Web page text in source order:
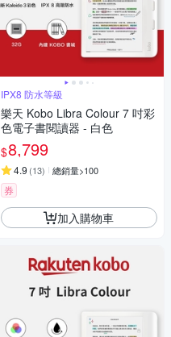
IPX8 防水等級
樂天 Kobo Libra Colour 7 吋彩
色電子書閱讀器 - 白色
$8,799
4.9 (13) 總銷量>100
券
加入購物車